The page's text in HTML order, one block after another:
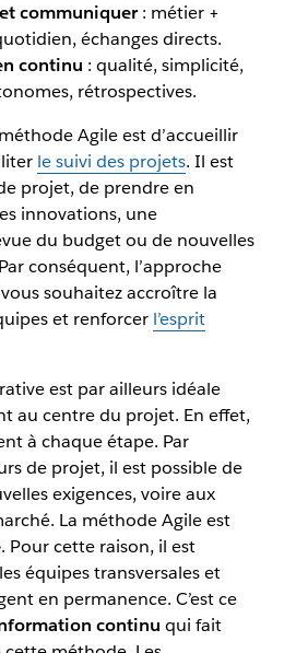
communiquer: métier +
échanges directs.
continu : qualité, simplicité,
rétrospectives.
Agile est d’accueillir
le suivi des projets. Il est
projet, de prendre en
innovations, une
du budget ou de nouvelles
conséquent, l’approche
souhaitez accroître la
et renforcer l’esprit
est par ailleurs idéale
au centre du projet. En effet,
à chaque étape. Par
de projet, il est possible de
exigences, voire aux
La méthode Agile est
. Pour cette raison, il est
équipes transversales et
en permanence. C’est ce
continu qui fait